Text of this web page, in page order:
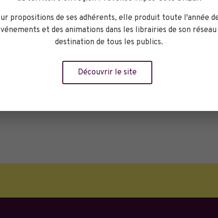
propositions de ses adhérents, elle produit toute l'année
et des animations dans les librairies de son réseau
destination de tous les publics.
Découvrir le site